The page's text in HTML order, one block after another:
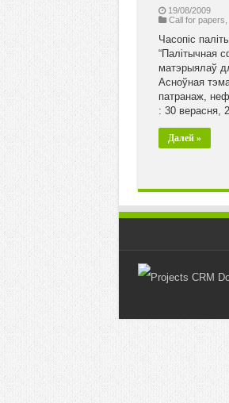
19/08/2009
Call for papers
Часопіс
“Палітычная
матэрыялаў
Асноўная
патранаж,
: 30 верасня,
Далей »